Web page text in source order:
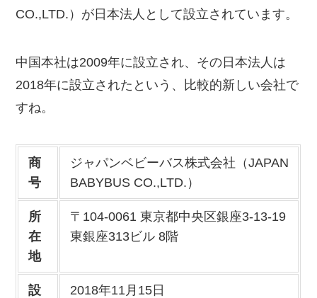
CO.,LTD.）が日本法人として設立されています。
中国本社は2009年に設立され、その日本法人は
2018年に設立されたという、比較的新しい会社で
すね。
商
号
ジャパンベビーバス株式会社（JAPAN
BABYBUS CO.,LTD.）
所
在
地
〒104-0061 東京都中央区銀座3-13-19
東銀座313ビル 8階
設
2018年11月15日